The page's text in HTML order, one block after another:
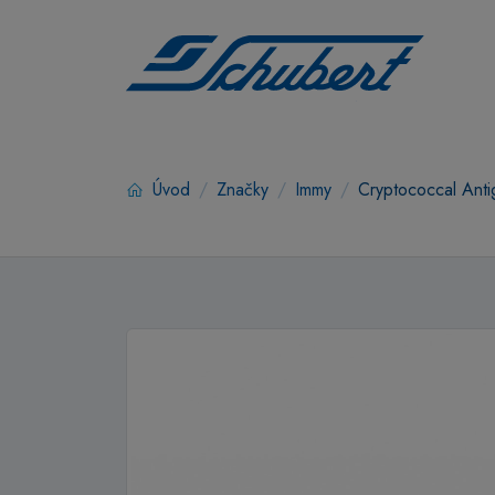
Úvod Značky Immy Cryptococcal